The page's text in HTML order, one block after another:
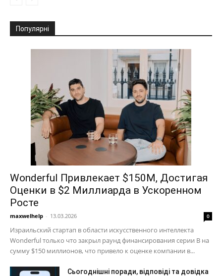
Популярні
Wonderful Привлекает $150М, Достигая
Оценки в $2 Миллиарда в Ускоренном
Росте
maxwelhelp - 13.03.2026 0
Израильский стартап в области искусственного интеллекта
Wonderful только что закрыл раунд финансирования серии B на
сумму $150 миллионов, что привело к оценке компании в...
Сьогоднішні поради, відповіді та довідка